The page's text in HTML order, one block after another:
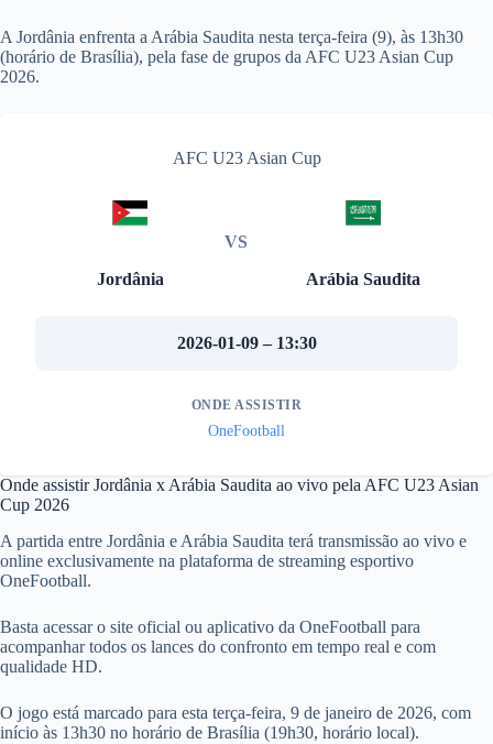
A Jordânia enfrenta a Arábia Saudita nesta terça-feira (9), às 13h30
(horário de Brasília), pela fase de grupos da AFC U23 Asian Cup
2026.
AFC U23 Asian Cup
Jordânia
VS
Arábia Saudita
2026-01-09 – 13:30
ONDE ASSISTIR
OneFootball
Onde assistir Jordânia x Arábia Saudita ao vivo pela AFC U23 Asian
Cup 2026
A partida entre Jordânia e Arábia Saudita terá transmissão ao vivo e
online exclusivamente na plataforma de streaming esportivo
OneFootball.
Basta acessar o site oficial ou aplicativo da OneFootball para
acompanhar todos os lances do confronto em tempo real e com
qualidade HD.
O jogo está marcado para esta terça-feira, 9 de janeiro de 2026, com
início às 13h30 no horário de Brasília (19h30, horário local).